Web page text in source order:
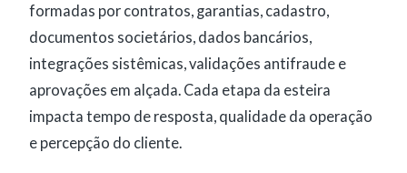
formadas por contratos, garantias, cadastro,
documentos societários, dados bancários,
integrações sistêmicas, validações antifraude e
aprovações em alçada. Cada etapa da esteira
impacta tempo de resposta, qualidade da operação
e percepção do cliente.